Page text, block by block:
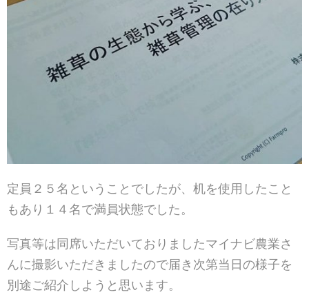
定員２５名ということでしたが、机を使用したこと
もあり１４名で満員状態でした。
写真等は同席いただいておりましたマイナビ農業さ
んに撮影いただきましたので届き次第当日の様子を
別途ご紹介しようと思います。